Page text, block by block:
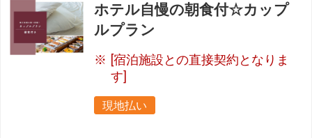
ホテル自慢の朝食付☆カップ
ルプラン
[宿泊施設との直接契約となりま
す]
現地払い